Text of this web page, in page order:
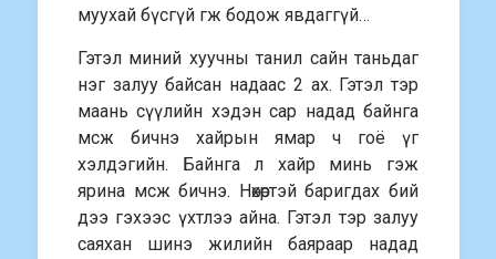
муухай бүсгүй гж бодож явдаггүй…
Гэтэл миний хуучны танил сайн таньдаг
нэг залуу байсан надаас 2 ах. Гэтэл тэр
маань сүүлийн хэдэн сар надад байнга
мсж бичнэ хайрын ямар ч гоё үг
хэлдэгийн. Байнга л хайр минь гэж
ярина мсж бичнэ. Нөхөртэй баригдах бий
дээ гэхээс үхтлээ айна. Гэтэл тэр залуу
саяхан шинэ жилийн баяраар надад